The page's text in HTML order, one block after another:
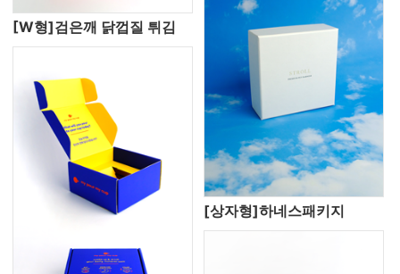
[W형]검은깨 닭껍질 튀김
[상자형]하네스패키지